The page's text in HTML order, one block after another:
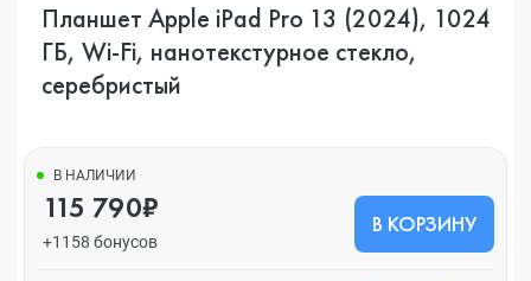
Планшет Apple iPad Pro 13 (2024), 1024
ГБ, Wi-Fi, нанотекстурное стекло,
серебристый
В НАЛИЧИИ
115 790₽
+1158 бонусов
В КОРЗИНУ